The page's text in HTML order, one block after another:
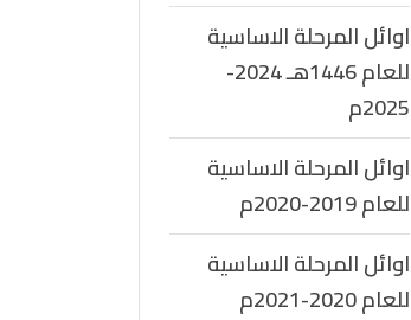
اوائل المرحلة الاساسية
للعام 1446هـ 2024-
2025م
اوائل المرحلة الاساسية
للعام 2019-2020م
اوائل المرحلة الاساسية
للعام 2020-2021م